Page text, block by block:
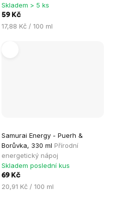
Skladem > 5 ks
59 Kč
Měrná
17,88 Kč / 100 ml
Samurai Energy - Puerh &
Borůvka, 330 ml Přírodní
energetický nápoj
Skladem poslední kus
69 Kč
Měrná
20,91 Kč / 100 ml